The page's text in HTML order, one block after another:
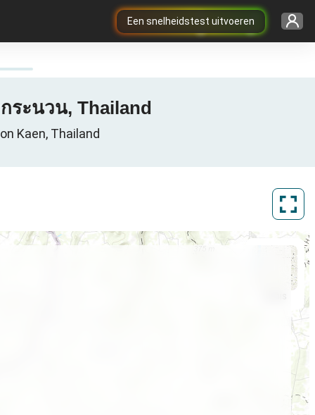
Een snelheidstest uitvoeren
ระนวน, Thailand
Kaen, Thailand